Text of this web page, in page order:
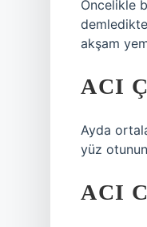
Öncelikle
akşam
ACI
Ayda
yüz
ACI